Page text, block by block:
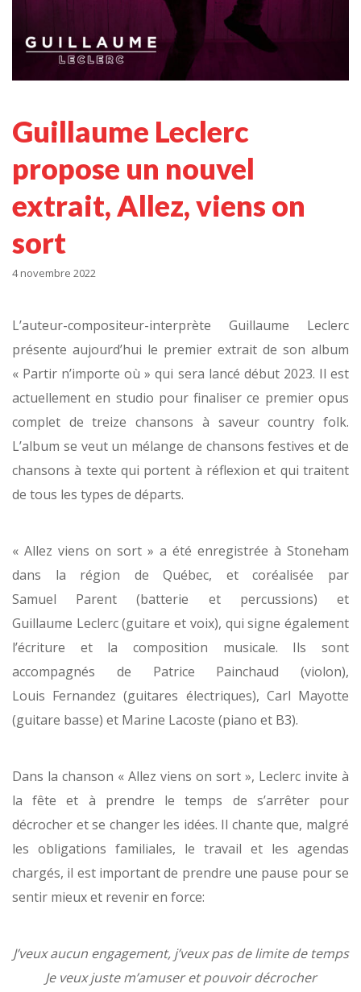
Guillaume Leclerc
propose un nouvel
extrait, Allez, viens on
sort
4 novembre 2022
L’auteur-compositeur-interprète Guillaume Leclerc
présente aujourd’hui le premier extrait de son album
« Partir n’importe où » qui sera lancé début 2023. Il est
actuellement en studio pour finaliser ce premier opus
complet de treize chansons à saveur country folk.
L’album se veut un mélange de chansons festives et de
chansons à texte qui portent à réflexion et qui traitent
de tous les types de départs.
« Allez viens on sort » a été enregistrée à Stoneham
dans la région de Québec, et coréalisée par
Samuel Parent (batterie et percussions) et
Guillaume Leclerc (guitare et voix), qui signe également
l’écriture et la composition musicale. Ils sont
accompagnés de Patrice Painchaud (violon),
Louis Fernandez (guitares électriques), Carl Mayotte
(guitare basse) et Marine Lacoste (piano et B3).
Dans la chanson « Allez viens on sort », Leclerc invite à
la fête et à prendre le temps de s’arrêter pour
décrocher et se changer les idées. Il chante que, malgré
les obligations familiales, le travail et les agendas
chargés, il est important de prendre une pause pour se
sentir mieux et revenir en force:
J’veux aucun engagement, j’veux pas de limite de temps
Je veux juste m’amuser et pouvoir décrocher